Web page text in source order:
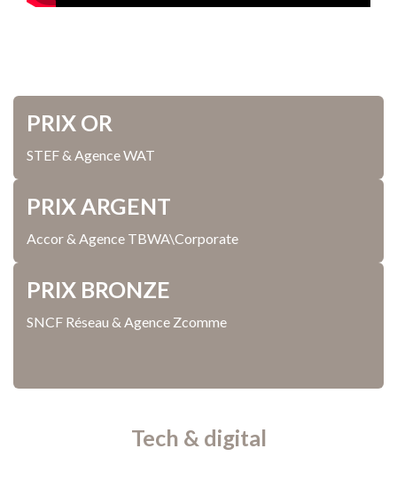
PRIX OR
STEF & Agence WAT
PRIX ARGENT
Accor & Agence TBWA\Corporate
PRIX BRONZE
SNCF Réseau & Agence Zcomme
Tech & digital